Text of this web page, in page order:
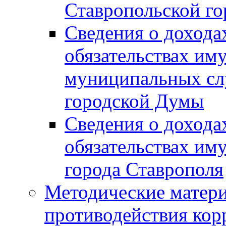
Ставропольской
Сведения о
обязательствах
муниципальных
городской Думы
Сведения о
обязательствах
города Ставрополя
Методические
противодействия